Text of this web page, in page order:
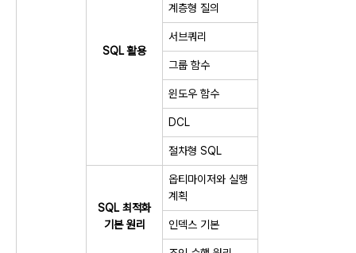
SQL 활용
계층형 질의
서브쿼리
그룹 함수
윈도우 함수
DCL
절차형 SQL
SQL 최적화
기본 원리
옵티마이저와 실행
계획
인덱스 기본